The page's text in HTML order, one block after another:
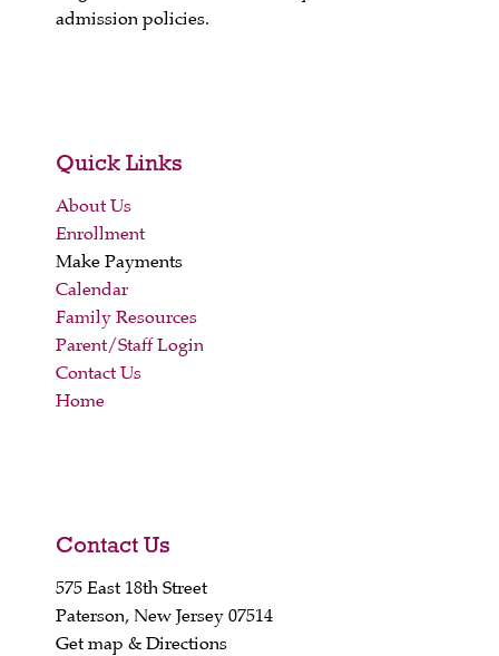
admission policies.
Quick Links
About Us
Enrollment
Make Payments
Calendar
Family Resources
Parent/Staff Login
Contact Us
Home
Contact Us
575 East 18th Street
Paterson, New Jersey 07514
Get map & Directions